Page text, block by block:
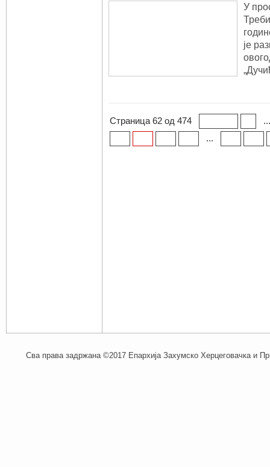
У
је
Страница 62 од 474
...
...
Сва права задржана ©2017 Епархија Захумско Херцеговачка и